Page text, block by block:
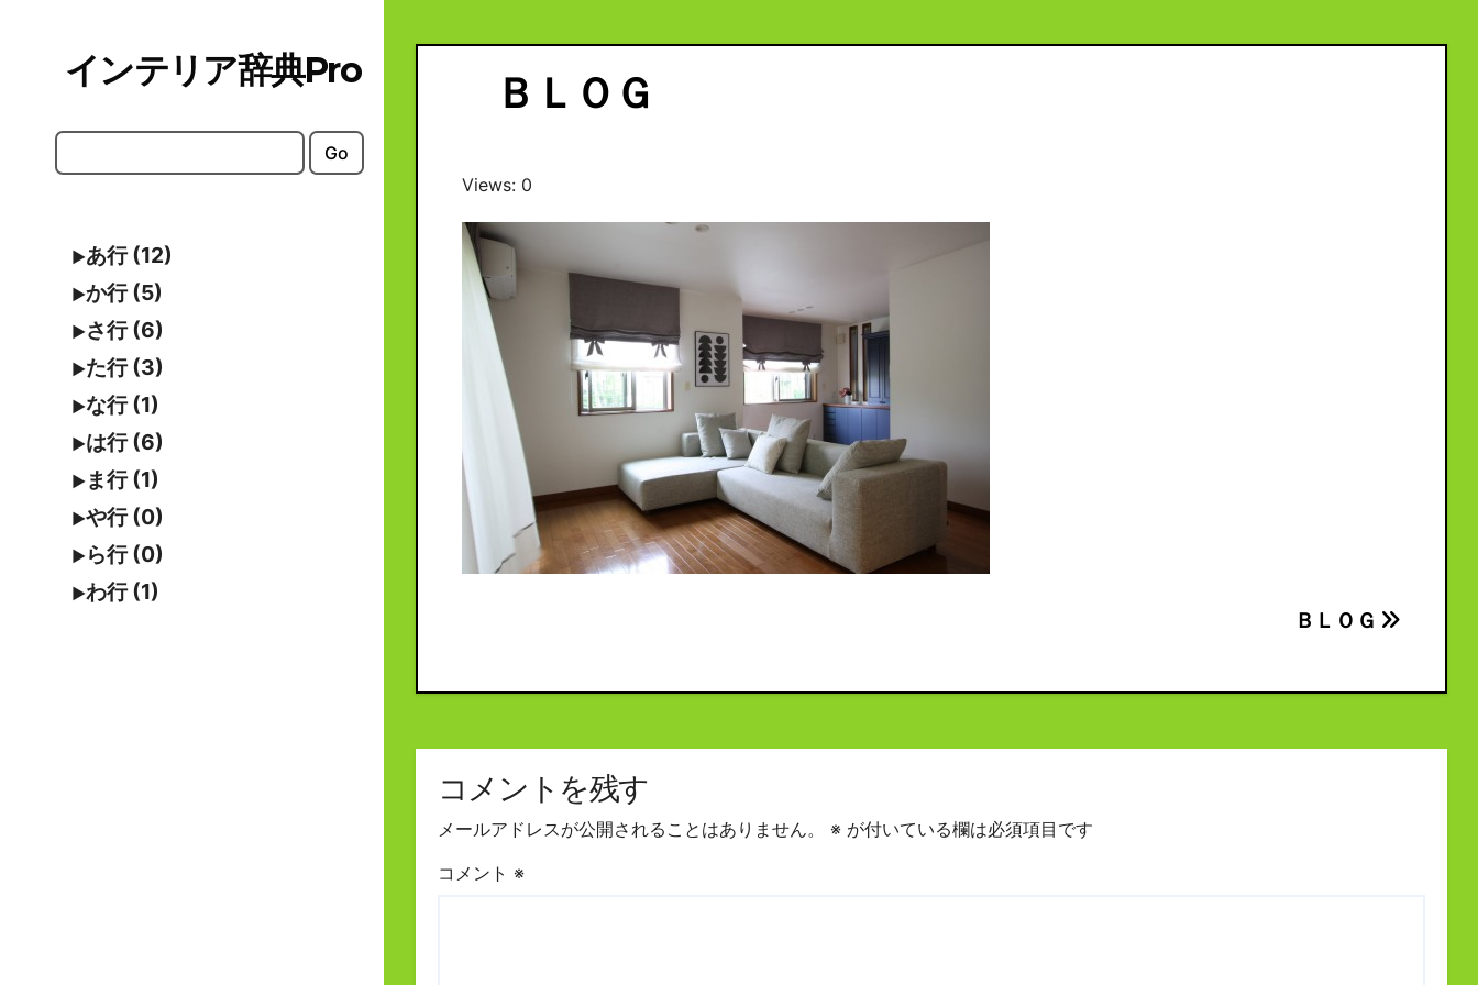
インテリア辞典Pro
Go
あ行 (12)
か行 (5)
さ行 (6)
た行 (3)
な行 (1)
は行 (6)
ま行 (1)
や行 (0)
ら行 (0)
わ行 (1)
ＢＬＯＧ
Views: 0
ビ
ゲ
ー
シ
ＢＬＯＧ
コメントを残す
メールアドレスが公開されることはありません。 ※が付いている欄は必須項目です
コメント ※